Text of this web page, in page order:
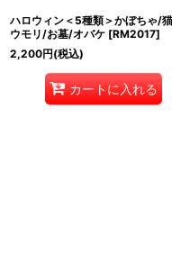
ハロウィン＜5種類＞かぼちゃ/
ウモリ/お墓/オバケ [RM2017]
2,200円(税込)
カートに入れる